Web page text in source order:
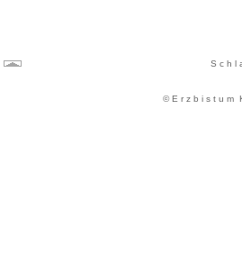
S c h l
© E r z b i s t u m